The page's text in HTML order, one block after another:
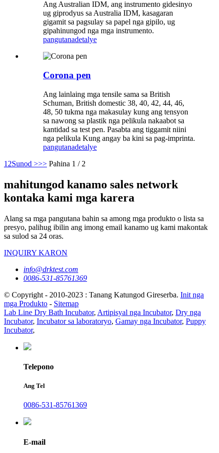
Ang Australian IDM, ang instrumento gidesinyo
ug giprodyus sa Australia IDM, kasagaran
gigamit sa pagsulay sa papel nga gipilo, ug
gipahinungod nga mga instrumento.
pangutanadetalye
Corona pen
Ang lainlaing mga tensile sama sa British
Schuman, British domestic 38, 40, 42, 44, 46,
48, 50 tukma nga makasulay kung ang tensyon
sa nawong sa plastik nga pelikula nakaabot sa
kantidad sa test pen. Pasabta ang tiggamit niini
nga pelikula Kung angay ba kini sa pag-imprinta.
pangutanadetalye
1 2Sunod >>> Pahina 1 / 2
mahitungod kanamo sales network
kontaka kami mga karera
Alang sa mga pangutana bahin sa among mga produkto o lista sa
presyo, palihug ibilin ang imong email kanamo ug kami makontak
sa sulod sa 24 oras.
INQUIRY KARON
info@drktest.com
0086-531-85761369
© Copyright - 2010-2023 : Tanang Katungod Gireserba. Init nga
mga Produkto - Sitemap
Lab Line Dry Bath Incubator, Artipisyal nga Incubator, Dry nga
Incubator, Incubator sa laboratoryo, Gamay nga Incubator, Puppy
Incubator,
Telepono
Ang Tel
0086-531-85761369
E-mail